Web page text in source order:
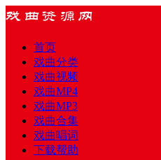
首页
戏曲分类
戏曲视频
戏曲MP4
戏曲MP3
戏曲合集
戏曲唱词
下载帮助